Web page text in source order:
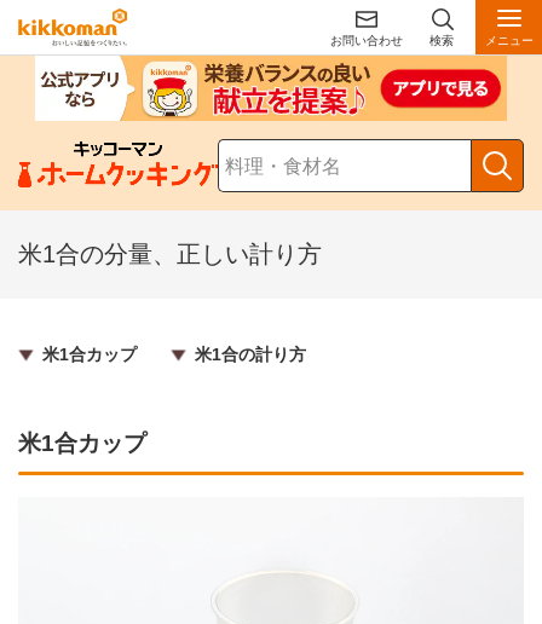
お問い合わせ 検索 メニュー
米1合の分量、正しい計り方
米1合カップ 米1合の計り方
米1合カップ